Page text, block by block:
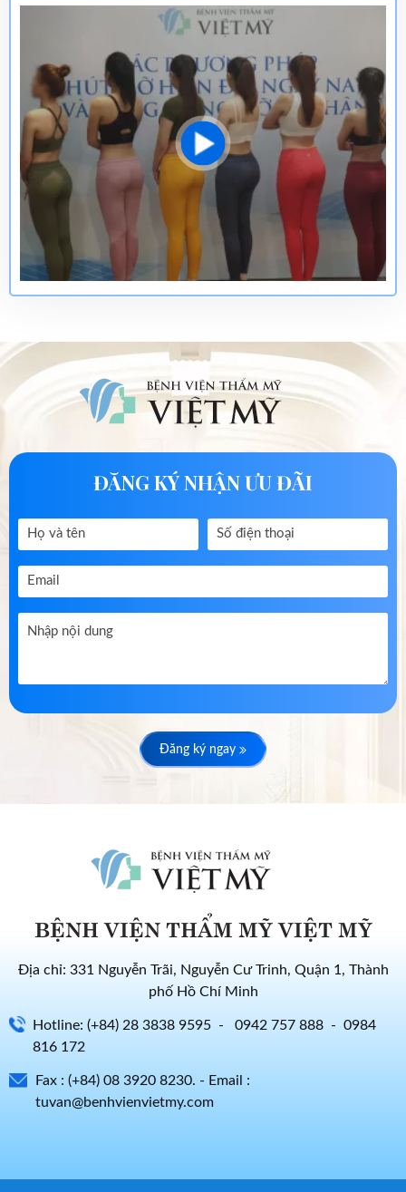
ĐĂNG KÝ NHẬN ƯU ĐÃI
Đăng ký ngay
BỆNH VIỆN THẨM MỸ VIỆT MỸ
Địa chỉ: 331 Nguyễn Trãi, Nguyễn Cư Trinh, Quận 1, Thành
phố Hồ Chí Minh
Hotline: (+84) 28 3838 9595 - 0942 757 888 - 0984
816 172
Fax : (+84) 08 3920 8230. - Email :
tuvan@benhvienvietmy.com